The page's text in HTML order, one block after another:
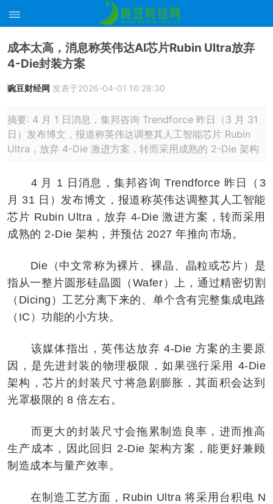
成本太高，消息称英伟达AI芯片Rubin Ultra放弃
4-Die封装方案
豌豆财经网 发表于2026-04-01 16:28:30
摘要: 4 月 1 日消息，集邦咨询 Trendforce 昨日（3 月 31
日）发布博文，报道称英伟达调整其人工智能芯片 Rubin
Ultra，放弃 4-Die 激进方案，转而采用成熟的 2-Die 架构
4 月 1 日消息，集邦咨询 Trendforce 昨日（3
月 31 日）发布博文，报道称英伟达调整其人工智能
芯片 Rubin Ultra，放弃 4-Die 激进方案，转而采用
成熟的 2-Die 架构，并预估 2027 年推向市场。
Die（中文常称为裸片、裸晶、晶粒或芯片）是
指从一整片圆形硅晶圆（Wafer）上，通过精密切割
（Dicing）工艺分离下来的、单个含有完整集成电路
（IC）功能的小方块。
该媒体指出，英伟达放弃 4-Die 方案的主要原
因，是先进封装的物理极限，如果强行采用 4-Die
架构，芯片的封装尺寸将急剧膨胀，其面积会达到
光罩极限的 8 倍左右。
而更大的封装尺寸会拖累制造良率，进而推高
生产成本，因此回归 2-Die 架构方案，能更好兼顾
制造成本与量产效率。
在制造工艺方面，Rubin Ultra 将采用台积电 N